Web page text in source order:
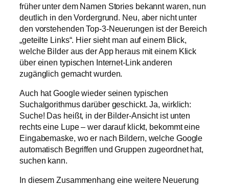
früher unter dem Namen Stories bekannt waren, nun
deutlich in den Vordergrund. Neu, aber nicht unter
den vorstehenden Top-3-Neuerungen ist der Bereich
„geteilte Links“. Hier sieht man auf einem Blick,
welche Bilder aus der App heraus mit einem Klick
über einen typischen Internet-Link anderen
zugänglich gemacht wurden.
Auch hat Google wieder seinen typischen
Suchalgorithmus darüber geschickt. Ja, wirklich:
Suche! Das heißt, in der Bilder-Ansicht ist unten
rechts eine Lupe – wer darauf klickt, bekommt eine
Eingabemaske, wo er nach Bildern, welche Google
automatisch Begriffen und Gruppen zugeordnet hat,
suchen kann.
In diesem Zusammenhang eine weitere Neuerung